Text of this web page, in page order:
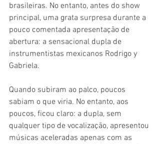
brasileiras. No entanto, antes do show
principal, uma grata surpresa durante a
pouco comentada apresentação de
abertura: a sensacional dupla de
instrumentistas mexicanos Rodrigo y
Gabriela.
Quando subiram ao palco, poucos
sabiam o que viria. No entanto, aos
poucos, ficou claro: a dupla, sem
qualquer tipo de vocalização, apresentou
músicas aceleradas apenas com as